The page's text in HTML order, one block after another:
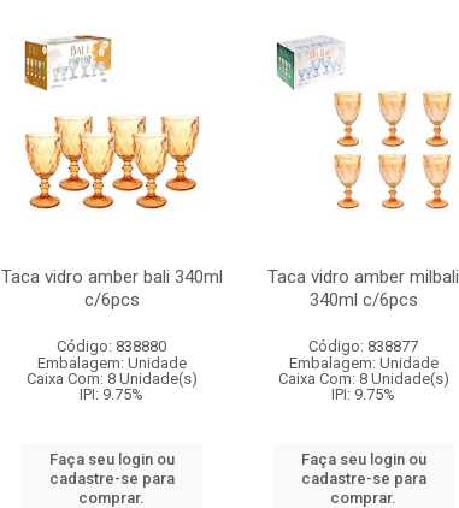
Taca vidro amber bali 340ml
c/6pcs
Código: 838880
Embalagem: Unidade
Caixa Com: 8 Unidade(s)
IPI: 9.75%
Faça seu login ou
cadastre-se para
comprar.
Taca vidro amber milbali
340ml c/6pcs
Código: 838877
Embalagem: Unidade
Caixa Com: 8 Unidade(s)
IPI: 9.75%
Faça seu login ou
cadastre-se para
comprar.